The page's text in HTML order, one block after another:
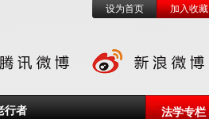
设为首页 加入收藏
行者 法学专栏